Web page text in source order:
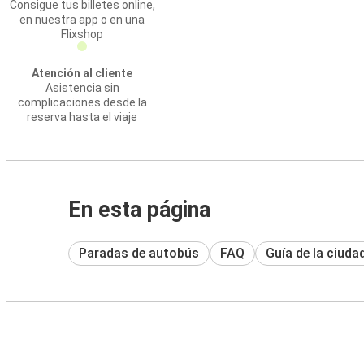
Consigue tus billetes online,
en nuestra app o en una
Flixshop
Atención al cliente
Asistencia sin
complicaciones desde la
reserva hasta el viaje
En esta página
Paradas de autobús FAQ Guía de la